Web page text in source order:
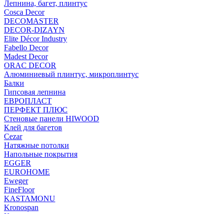
Лепнина, багет, плинтус
Cosca Decor
DECOMASTER
DECOR-DIZAYN
Elite Décor Industry
Fabello Decor
Madest Decor
ORAC DECOR
Алюминиевый плинтус, микроплинтус
Балки
Гипсовая лепнина
ЕВРОПЛАСТ
ПЕРФЕКТ ПЛЮС
Стеновые панели HIWOOD
Клей для багетов
Cezar
Натяжные потолки
Напольные покрытия
EGGER
EUROHOME
Eweger
FineFloor
KASTAMONU
Kronospan